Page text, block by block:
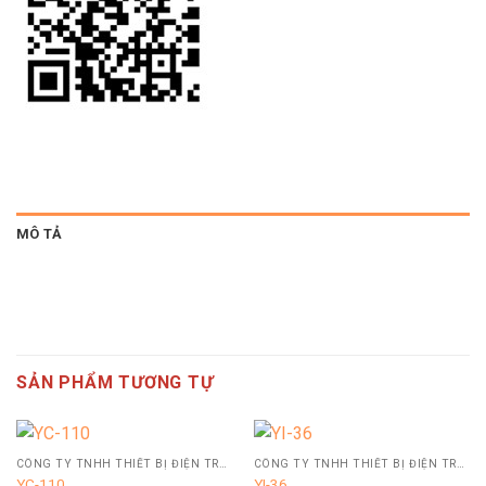
MÔ TẢ
SẢN PHẨM TƯƠNG TỰ
CÔNG TY TNHH THIẾT BỊ ĐIỆN TRUNG SƠN YEHOS CÔNG TY TNHH THIẾT BỊ ĐIỆN TRUNG SƠN YEHOS